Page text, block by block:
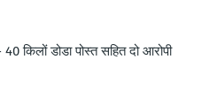
किलों डोडा पोस्त सहित दो आरोपी